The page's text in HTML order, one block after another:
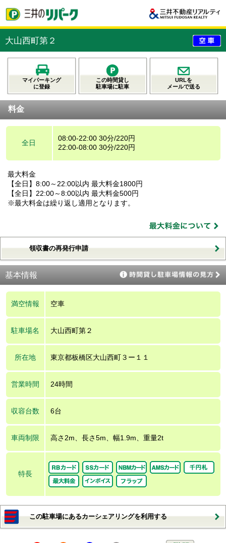
大山西町第２
マイパーキング
に登録
この時間貸し
駐車場に駐車
URLを
メールで送る
料金
全日
08:00-22:00 30分/220円
22:00-08:00 30分/220円
最大料金
【全日】8:00～22:00以内 最大料金1800円
【全日】22:00～8:00以内 最大料金500円
※最大料金は繰り返し適用となります。
領収書の再発行申請
基本情報
満空情報 空車
駐車場名 大山西町第２
所在地 東京都板橋区大山西町３ー１１
営業時間 24時間
収容台数 6台
車両制限 高さ2m、長さ5m、幅1.9m、重量2t
特長
この駐車場にあるカーシェアリングを利用する